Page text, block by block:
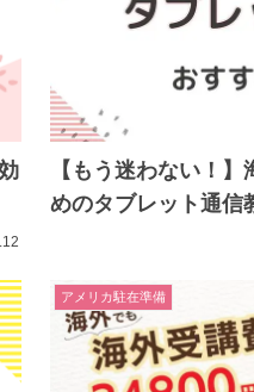
【もう迷わない！
めのタブレット通信
アメリカ駐在準備